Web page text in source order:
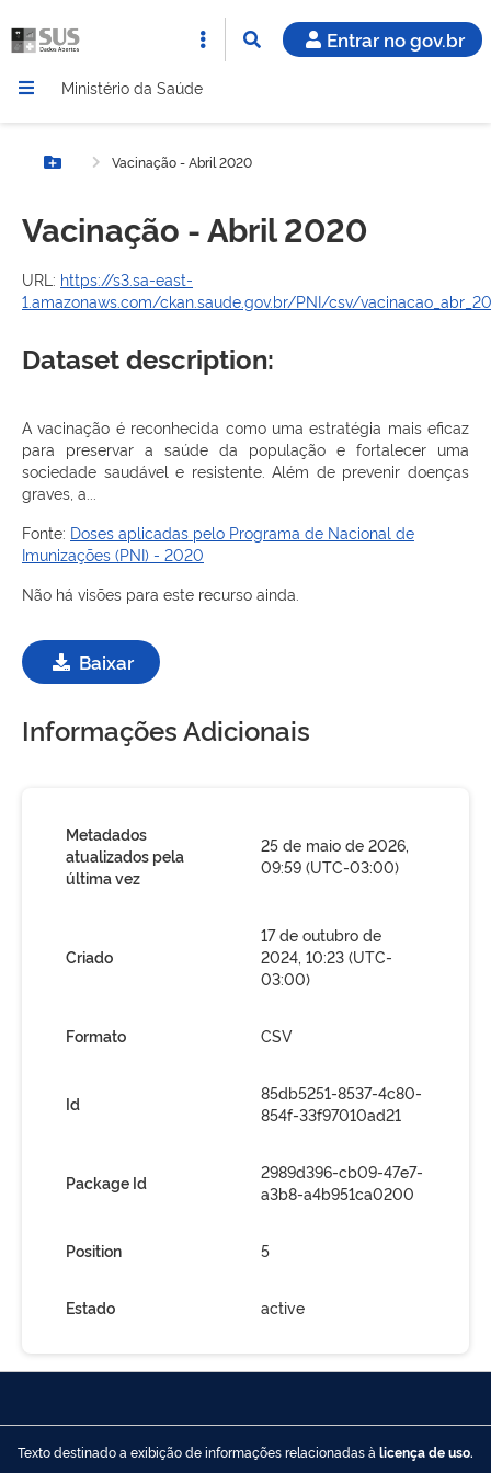
Entrar no gov.br
Ministério da Saúde
Botão MenuVacinação - Abril 2020
Vacinação - Abril 2020
URL: https://s3.sa-east-
1.amazonaws.com/ckan.saude.gov.br/PNI/csv/
Dataset description:
A vacinação é reconhecida como uma estratégia mais eficaz
para preservar a saúde da população e fortalecer uma
sociedade saudável e resistente. Além de prevenir doenças
graves, a...
Fonte: Doses aplicadas pelo Programa de Nacional de
Imunizações (PNI) - 2020
Não há visões para este recurso ainda.
Baixar
Informações Adicionais
Metadados
atualizados pela
última vez
25 de maio de 2026,
09:59 (UTC-03:00)
Criado
17 de outubro de
2024, 10:23 (UTC-
03:00)
Formato CSV
Id
85db5251-8537-4c80-
854f-33f97010ad21
Package Id
2989d396-cb09-47e7-
a3b8-a4b951ca0200
Position 5
Estado active
Texto destinado a exibição de informações relacionadas à licença de uso.